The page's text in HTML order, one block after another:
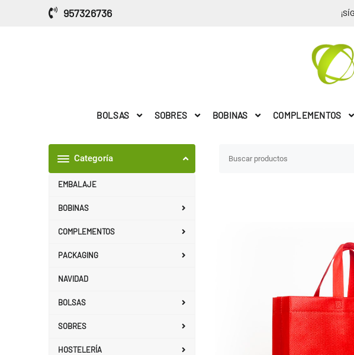
957326736
BOLSAS SOBRES BOBINAS COMPLEMENTOS
Categoría
EMBALAJE
BOBINAS
COMPLEMENTOS
PACKAGING
NAVIDAD
BOLSAS
SOBRES
HOSTELERÍA